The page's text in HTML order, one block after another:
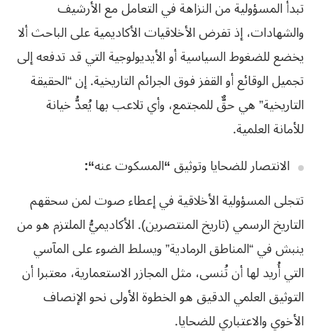
تبدأ المسؤولية من النزاهة في التعامل مع الأرشيف
والشهادات، إذ تفرض الأخلاقيات الأكاديمية على الباحث ألا
يخضع للضغوط السياسية أو الأيديولوجية التي قد تدفعه إلى
تجميل الوقائع أو القفز فوق الجرائم التاريخية. إن “الحقيقة
التاريخية” هي حقٌّ للمجتمع، وأي تلاعب بها يُعدُّ خيانة
للأمانة العلمية.
الانتصار للضحايا وتوثيق“المسكوت عنه“:
تتجلى المسؤولية الأخلاقية في إعطاء صوت لمن سحقهم
التاريخ الرسمي (تاريخ المنتصرين). الأكاديميُّ الملتزم هو من
ينبش في “المناطق الرمادية” ويسلط الضوء على المآسي
التي أُريد لها أن تُنسى، مثل المجازر الاستعمارية، معتبرا أن
التوثيق العلمي الدقيق هو الخطوة الأولى نحو الإنصاف
الأخوي والاعتباري للضحايا.